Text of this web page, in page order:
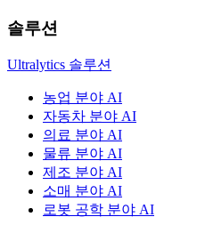
솔루션
Ultralytics 솔루션
농업 분야 AI
자동차 분야 AI
의료 분야 AI
물류 분야 AI
제조 분야 AI
소매 분야 AI
로봇 공학 분야 AI